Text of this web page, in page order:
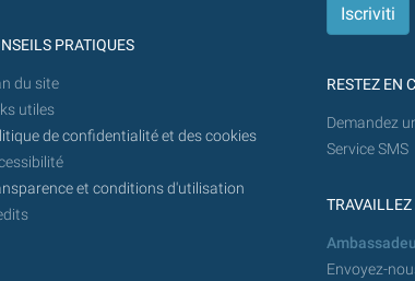
PRATIQUES
du site
utiles
de confidentialité et des cookies
et conditions d'utilisation
RESTEZ EN
Demandez
Service SMS
TRAVAILLEZ
Envoyez-